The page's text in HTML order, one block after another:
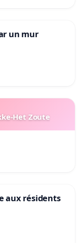
un mur
Het Zoute
aux résidents